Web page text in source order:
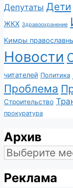
Депутаты Дети
ЖКХ Здравоохранение
Кимры
Новости
читателей Политика
Проблема
Строительство
прокуратура
Архив
Архив
Реклама